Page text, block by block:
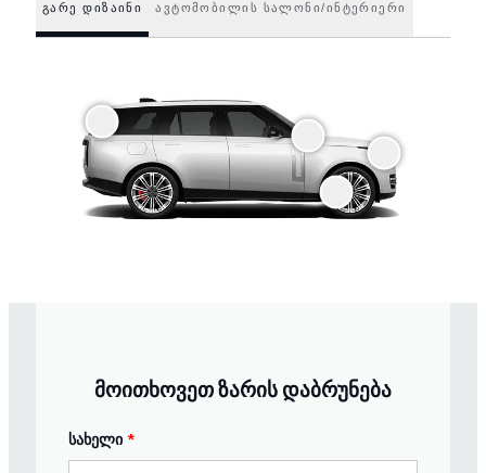
ᲒᲐᲠᲔ ᲓᲘᲖᲐᲘᲜᲘ ᲐᲕᲢᲝᲛᲝᲑᲘᲚᲘᲡ ᲡᲐᲚᲝᲜᲘ/ᲘᲜᲢᲔᲠᲘᲔᲠᲘ
მოითხოვეთ ზარის დაბრუნება
სახელი *